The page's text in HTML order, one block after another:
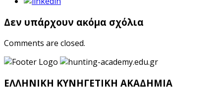
Δεν υπάρχουν ακόμα σχόλια
Comments are closed.
ΕΛΛΗΝΙΚΗ ΚΥΝΗΓΕΤΙΚΗ ΑΚΑΔΗΜΙΑ